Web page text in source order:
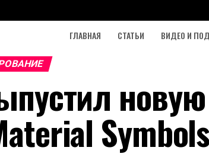
ГЛАВНАЯ СТАТЬИ ВИДЕО И
Symbols